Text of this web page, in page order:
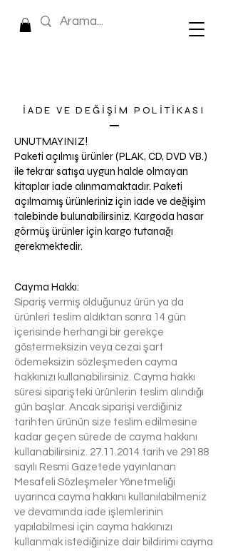
İADE VE DEĞİŞİM POLİTİKASI
UNUTMAYINIZ!
Paketi açılmış ürünler (PLAK, CD, DVD VB.)
ile tekrar satışa uygun halde olmayan
kitaplar iade alınmamaktadır. Paketi
açılmamış ürünleriniz için iade ve değişim
talebinde bulunabilirsiniz. Kargoda hasar
görmüş ürünler için kargo tutanağı
gerekmektedir.
Cayma Hakkı:
Sipariş vermiş olduğunuz ürün ya da
ürünleri teslim aldıktan sonra 14 gün
içerisinde herhangi bir gerekçe
göstermeksizin veya cezai şart
ödemeksizin sözleşmeden cayma
hakkınızı kullanabilirsiniz. Cayma hakkı
süresi siparişteki ürünlerin teslim alındığı
gün başlar. Ancak siparişi verdiğiniz
tarihten ürünün size teslim edilmesine
kadar geçen sürede de cayma hakkını
kullanabilirsiniz. 27.11.2014 tarih ve 29188
sayılı Resmi Gazetede yayınlanan
Mesafeli Sözleşmeler Yönetmeliği
uyarınca cayma hakkını kullanılabilmeniz
ve devamında iade işlemlerinin
yapılabilmesi için cayma hakkınızı
kullanmak istediğinize dair bildirimi cayma